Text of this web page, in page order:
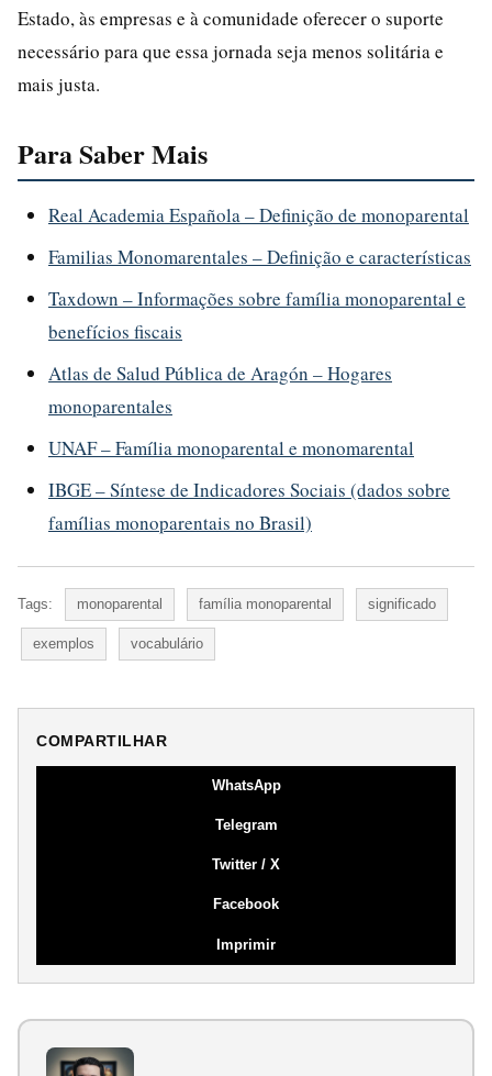
Estado, às empresas e à comunidade oferecer o suporte
necessário para que essa jornada seja menos solitária e
mais justa.
Para Saber Mais
Real Academia Española – Definição de monoparental
Familias Monomarentales – Definição e características
Taxdown – Informações sobre família monoparental e
benefícios fiscais
Atlas de Salud Pública de Aragón – Hogares
monoparentales
UNAF – Família monoparental e monomarental
IBGE – Síntese de Indicadores Sociais (dados sobre
famílias monoparentais no Brasil)
Tags: monoparental família monoparental significado
exemplos vocabulário
COMPARTILHAR
WhatsApp
Telegram
Twitter / X
Facebook
Imprimir